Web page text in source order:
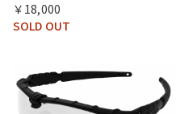
￥18,000
SOLD OUT